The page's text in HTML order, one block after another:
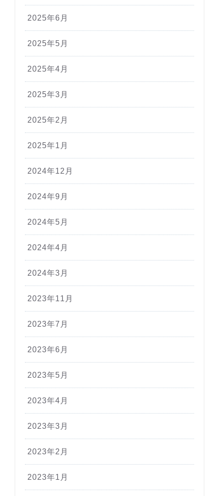
2025年6月
2025年5月
2025年4月
2025年3月
2025年2月
2025年1月
2024年12月
2024年9月
2024年5月
2024年4月
2024年3月
2023年11月
2023年7月
2023年6月
2023年5月
2023年4月
2023年3月
2023年2月
2023年1月